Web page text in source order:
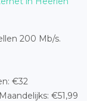
200 Mb/s.
€32
€51,99